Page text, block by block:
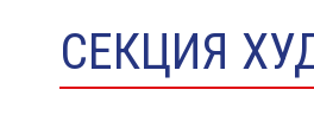
СЕКЦИЯ